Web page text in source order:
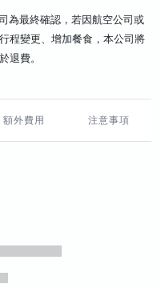
為最終確認，若因航空公司或
程變更、增加餐食，本公司將
退費。
額外費用 注意事項